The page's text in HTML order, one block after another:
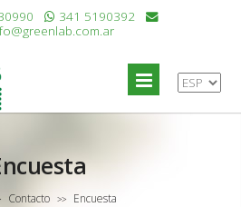
341 5190392
Contacto >> Encuesta